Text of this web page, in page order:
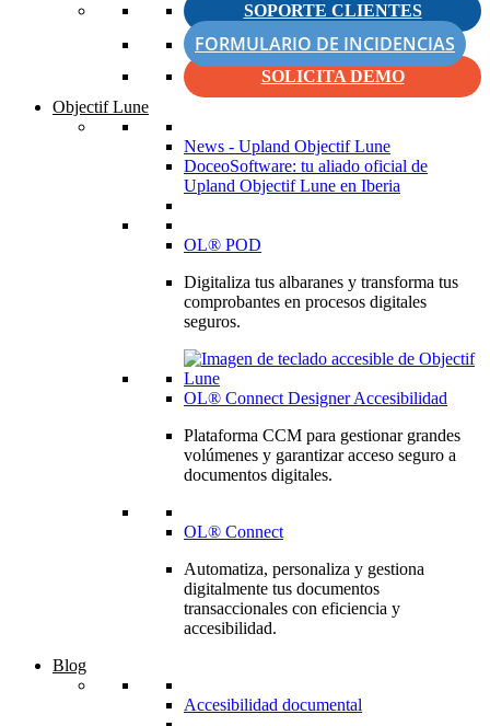
SOPORTE CLIENTES
FORMULARIO DE INCIDENCIAS
SOLICITA DEMO
Objectif Lune
News - Upland Objectif Lune
DoceoSoftware: tu aliado oficial de
Upland Objectif Lune en Iberia
OL® POD
Digitaliza tus albaranes y transforma tus
comprobantes en procesos digitales
seguros.
OL® Connect Designer Accesibilidad
Plataforma CCM para gestionar grandes
volúmenes y garantizar acceso seguro a
documentos digitales.
OL® Connect
Automatiza, personaliza y gestiona
digitalmente tus documentos
transaccionales con eficiencia y
accesibilidad.
Blog
Accesibilidad documental